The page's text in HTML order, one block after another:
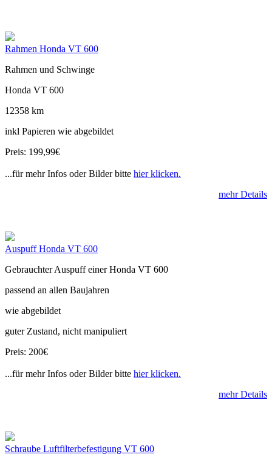
Rahmen Honda VT 600
Rahmen und Schwinge
Honda VT 600
12358 km
inkl Papieren wie abgebildet
Preis: 199,99€
...für mehr Infos oder Bilder bitte hier klicken.
mehr Details
Auspuff Honda VT 600
Gebrauchter Auspuff einer Honda VT 600
passend an allen Baujahren
wie abgebildet
guter Zustand, nicht manipuliert
Preis: 200€
...für mehr Infos oder Bilder bitte hier klicken.
mehr Details
Schraube Luftfilterbefestigung VT 600